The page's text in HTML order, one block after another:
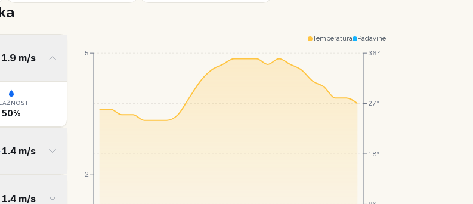
1.9 m/s
50%
1.4m/s
1.4m/s
Temperatura Padavine
18°
27°
36°
2
5